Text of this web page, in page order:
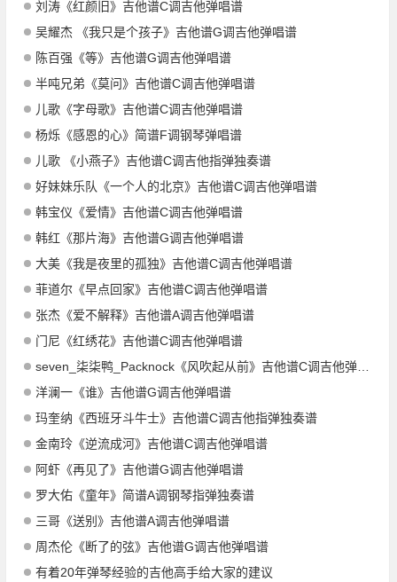
刘涛《红颜旧》吉他谱C调吉他弹唱谱
吴耀杰 《我只是个孩子》吉他谱G调吉他弹唱谱
陈百强《等》吉他谱G调吉他弹唱谱
半吨兄弟《莫问》吉他谱C调吉他弹唱谱
儿歌《字母歌》吉他谱C调吉他弹唱谱
杨烁《感恩的心》简谱F调钢琴弹唱谱
儿歌 《小燕子》吉他谱C调吉他指弹独奏谱
好妹妹乐队《一个人的北京》吉他谱C调吉他弹唱谱
韩宝仪《爱情》吉他谱C调吉他弹唱谱
韩红《那片海》吉他谱G调吉他弹唱谱
大美《我是夜里的孤独》吉他谱C调吉他弹唱谱
菲道尔《早点回家》吉他谱C调吉他弹唱谱
张杰《爱不解释》吉他谱A调吉他弹唱谱
门尼《红绣花》吉他谱C调吉他弹唱谱
seven_柒柒鸭_Packnock《风吹起从前》吉他谱C调吉他弹唱谱
洋澜一《谁》吉他谱G调吉他弹唱谱
玛奎纳《西班牙斗牛士》吉他谱C调吉他指弹独奏谱
金南玲《逆流成河》吉他谱C调吉他弹唱谱
阿虾《再见了》吉他谱G调吉他弹唱谱
罗大佑《童年》简谱A调钢琴指弹独奏谱
三哥《送别》吉他谱A调吉他弹唱谱
周杰伦《断了的弦》吉他谱G调吉他弹唱谱
有着20年弹琴经验的吉他高手给大家的建议